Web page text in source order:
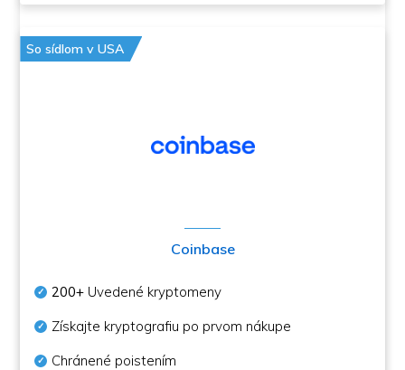
So sídlom v USA
Coinbase
200+ Uvedené kryptomeny
Získajte kryptografiu po prvom nákupe
Chránené poistením